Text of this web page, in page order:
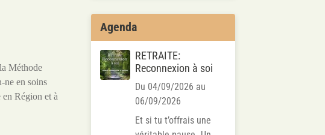
Méthode
ne en soins
Région et à
Agenda
RETRAITE:
Reconnexion à soi
Du 04/09/2026 au
06/09/2026
Et si tu t’offrais une